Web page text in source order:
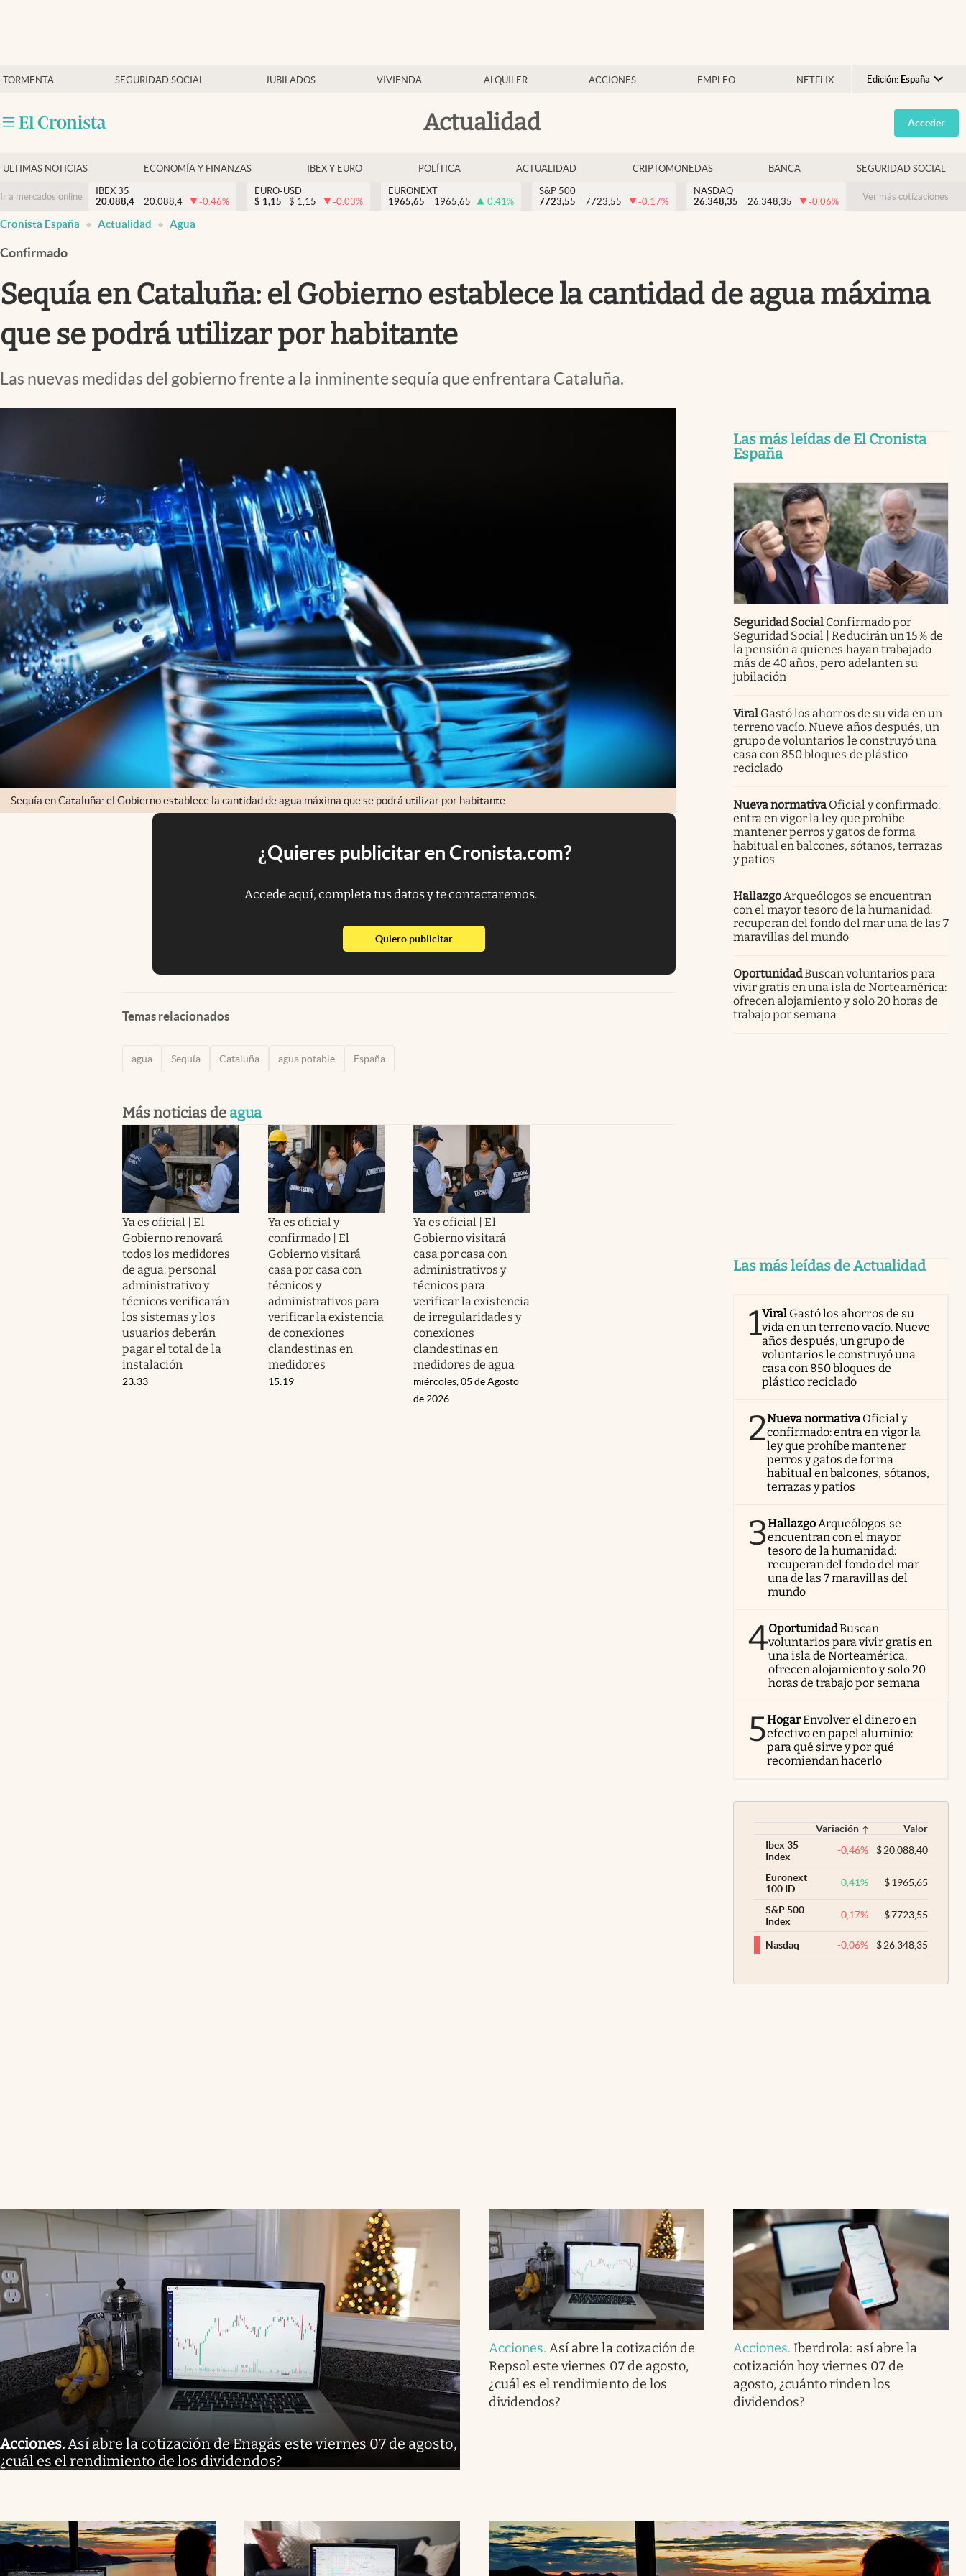
TORMENTA SEGURIDAD SOCIAL JUBILADOS VIVIENDA ALQUILER ACCIONES EMPLEO NETFLIX Edición: España
Argentina
España
USA
Colombia
Actualidad
Economía y finanzas
Criptomonedas
Acceder
ULTIMAS NOTICIAS ECONOMÍA Y FINANZAS IBEX Y EURO POLÍTICA ACTUALIDAD CRIPTOMONEDAS BANCA SEGURIDAD SOCIAL
Ir a mercados online
IBEX 35
20.088,4
20.088,4 -0.46%
EURO-USD
$ 1,15 $ 1,15 -0.03%
EURONEXT
1965,65
1965,65 0.41%
S&P 500
7723,55
7723,55 -0.17%
NASDAQ
26.348,35
26.348,35 -0.06% Ver más cotizaciones
Cronista España Actualidad Agua
Confirmado
Sequía en Cataluña: el Gobierno establece la cantidad de agua máxima
que se podrá utilizar por habitante
Las nuevas medidas del gobierno frente a la inminente sequía que enfrentara Cataluña.
Sequía en Cataluña: el Gobierno establece la cantidad de agua máxima que se podrá utilizar por habitante.
¿Quieres publicitar en Cronista.com?
Accede aquí, completa tus datos y te contactaremos.
Quiero publicitarabre en nueva pestaña
Temas relacionados
agua Sequía Cataluña agua potable España
Más noticias de agua
Ya es oficial | El
Gobierno renovará
todos los medidores
de agua: personal
administrativo y
técnicos verificarán
los sistemas y los
usuarios deberán
pagar el total de la
instalación
23:33
Ya es oficial y
confirmado | El
Gobierno visitará
casa por casa con
técnicos y
administrativos para
verificar la existencia
de conexiones
clandestinas en
medidores
15:19
Ya es oficial | El
Gobierno visitará
casa por casa con
administrativos y
técnicos para
verificar la existencia
de irregularidades y
conexiones
clandestinas en
medidores de agua
miércoles, 05 de Agosto
de 2026
Las más leídas de El Cronista
España
Seguridad Social Confirmado por
Seguridad Social | Reducirán un 15% de
la pensión a quienes hayan trabajado
más de 40 años, pero adelanten su
jubilación
Viral Gastó los ahorros de su vida en un
terreno vacío. Nueve años después, un
grupo de voluntarios le construyó una
casa con 850 bloques de plástico
reciclado
Nueva normativa Oficial y confirmado:
entra en vigor la ley que prohíbe
mantener perros y gatos de forma
habitual en balcones, sótanos, terrazas
y patios
HallazgoArqueólogos se encuentran
con el mayor tesoro de la humanidad:
recuperan del fondo del mar una de las 7
maravillas del mundo
OportunidadBuscan voluntarios para
vivir gratis en una isla de Norteamérica:
ofrecen alojamiento y solo 20 horas de
trabajo por semana
Las más leídas de Actualidad
1Viral Gastó los ahorros de su
vida en un terreno vacío. Nueve
años después, un grupo de
voluntarios le construyó una
casa con 850 bloques de
plástico reciclado
2Nueva normativa Oficial y
confirmado: entra en vigor la
ley que prohíbe mantener
perros y gatos de forma
habitual en balcones, sótanos,
terrazas y patios
3HallazgoArqueólogos se
encuentran con el mayor
tesoro de la humanidad:
recuperan del fondo del mar
una de las 7 maravillas del
mundo
4OportunidadBuscan
voluntarios para vivir gratis en
una isla de Norteamérica:
ofrecen alojamiento y solo 20
horas de trabajo por semana
5HogarEnvolver el dinero en
efectivo en papel aluminio:
para qué sirve y por qué
recomiendan hacerlo
Variación
Valor
Ibex 35
Index
-0,46% $20.088,40
Euronext
100 ID
0,41% $1965,65
S&P 500
Index
-0,17% $7723,55
Nasdaq -0,06% $26.348,35
Acciones.Así abre la cotización de Enagás este viernes 07 de agosto,
¿cuál es el rendimiento de los dividendos?
Acciones.Así abre la cotización de
Repsol este viernes 07 de agosto,
¿cuál es el rendimiento de los
dividendos?
Acciones. Iberdrola: así abre la
cotización hoy viernes 07 de
agosto, ¿cuánto rinden los
dividendos?